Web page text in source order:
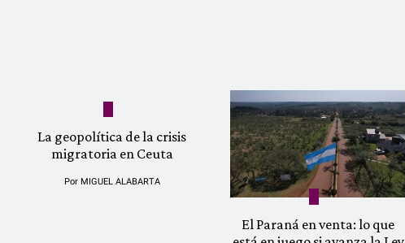
La geopolítica de la crisis
migratoria en Ceuta
Por MIGUEL ALABARTA
El Paraná en venta: lo que